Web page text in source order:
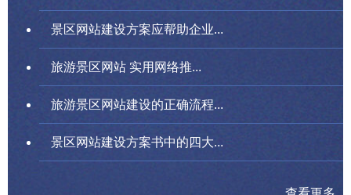
景区网站建设方案应帮助企业...
旅游景区网站 实用网络推...
旅游景区网站建设的正确流程...
景区网站建设方案书中的四大...